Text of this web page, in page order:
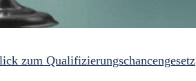
zum Qualifizierungschancengesetz